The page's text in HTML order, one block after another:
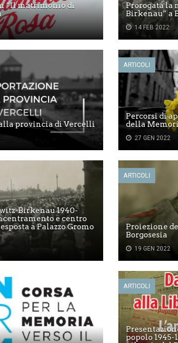
“Il matrimonio di
Prorogata la
Birkenau” a
14 FEB 2022
provincia di Vercelli
ARTICOLI
Percorsi di
della
27 GEN 2022
Birkenau 1940-
e centro
a Palazzo Gromo
ARTICOLI
Proiezione
Borgosesia
19 GEN 2022
ARTICOLI
popolo 1945-